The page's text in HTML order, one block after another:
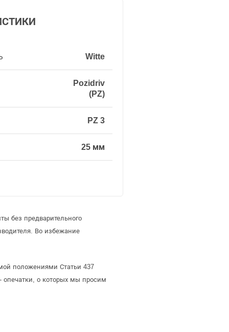
Witte
Pozidriv
(PZ)
PZ 3
25 мм
без предварительного
Во избежание
положениями Статьи 437
опечатки, о которых мы просим